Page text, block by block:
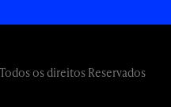
os direitos Reservados